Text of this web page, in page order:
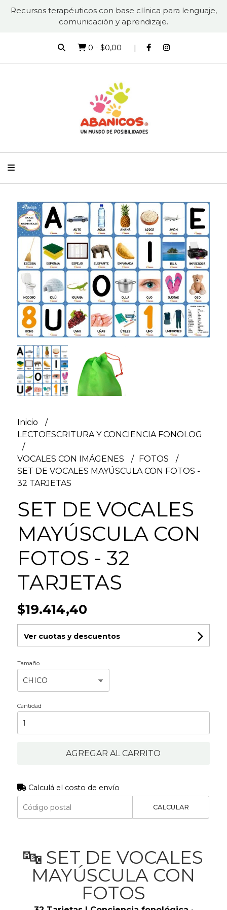
Recursos terapéuticos con base clínica para lenguaje,
comunicación y aprendizaje.
0 - $0,00
Inicio
LECTOESCRITURA Y CONCIENCIA FONOLOG
VOCALES CON IMÁGENES
FOTOS
SET DE VOCALES MAYÚSCULA CON FOTOS -
32 TARJETAS
SET DE VOCALES
MAYÚSCULA CON
FOTOS - 32
TARJETAS
$19.414,40
Ver cuotas y descuentos
Tamaño
Cantidad
AGREGAR AL CARRITO
Calculá el costo de envío
CALCULAR
🔤 SET DE VOCALES
MAYÚSCULA CON
FOTOS